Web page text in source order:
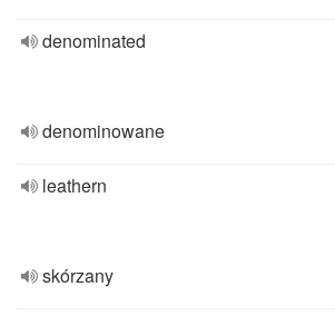
denominated
denominowane
leathern
skórzany